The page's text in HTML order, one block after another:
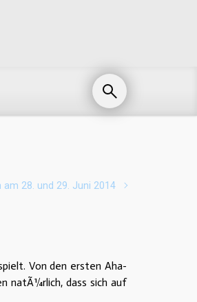
am 28. und 29. Juni 2014
Von den ersten Aha-
natÃ¼rlich, dass sich auf